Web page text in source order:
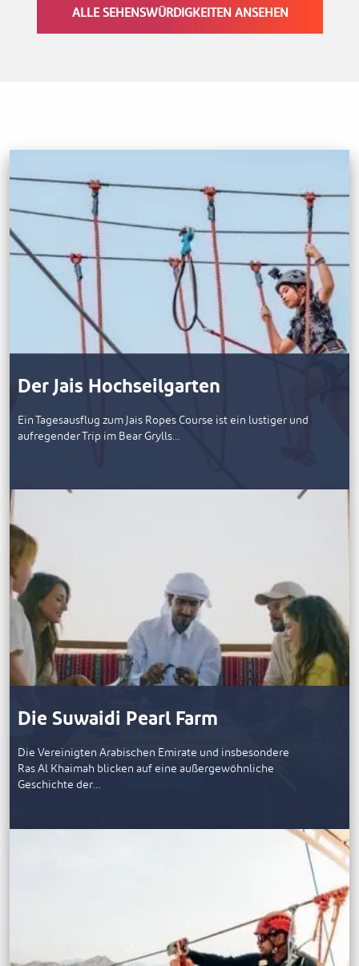
ALLE SEHENSWÜRDIGKEITEN ANSEHEN
Der Jais Hochseilgarten
Ein Tagesausflug zum Jais Ropes Course ist ein lustiger und
aufregender Trip im Bear Grylls…
Die Suwaidi Pearl Farm
Die Vereinigten Arabischen Emirate und insbesondere
Ras Al Khaimah blicken auf eine außergewöhnliche
Geschichte der…